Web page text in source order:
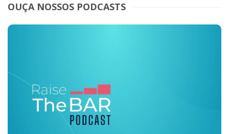
OUÇA NOSSOS PODCASTS